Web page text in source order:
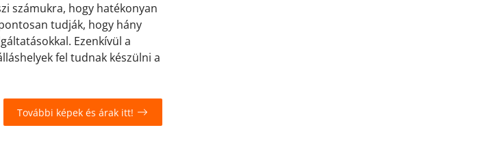
számukra, hogy hatékonyan
tudják, hogy hány
Ezenkívül a
fel tudnak készülni a
További képek és árak itt!